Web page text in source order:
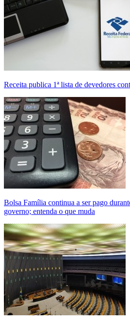
Receita publica 1ª lista de devedores
Bolsa Família continua a ser pago
governo; entenda o que muda